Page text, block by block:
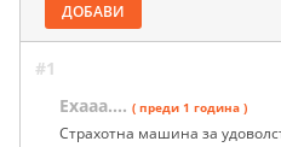
ДОБАВИ
#1
Ехааа.... ( преди 1 година )
Страхотна машина за